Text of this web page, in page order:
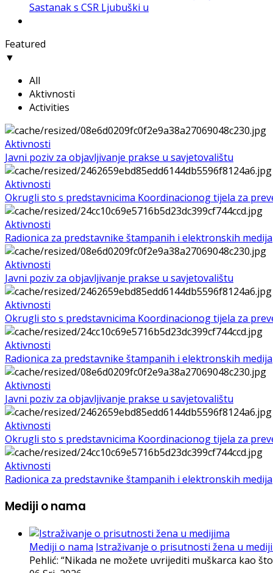
Sastanak s CSR Ljubuški u
Featured
▼
All
Aktivnosti
Activities
Aktivnosti
Javni poziv za objavljivanje prakse u savjetovalištu
Aktivnosti
Okrugli sto s predstavnicima Koordinacionog tijela za
Aktivnosti
Radionica za predstavnike štampanih i elektronskih medija
Aktivnosti
Javni poziv za objavljivanje prakse u savjetovalištu
Aktivnosti
Okrugli sto s predstavnicima Koordinacionog tijela za
Aktivnosti
Radionica za predstavnike štampanih i elektronskih medija
Aktivnosti
Javni poziv za objavljivanje prakse u savjetovalištu
Aktivnosti
Okrugli sto s predstavnicima Koordinacionog tijela za
Aktivnosti
Radionica za predstavnike štampanih i elektronskih medija
Mediji o nama
Mediji o nama Istraživanje o prisutnosti žena u
Pehlić: “Nikada ne možete uvrijediti muškarca kao